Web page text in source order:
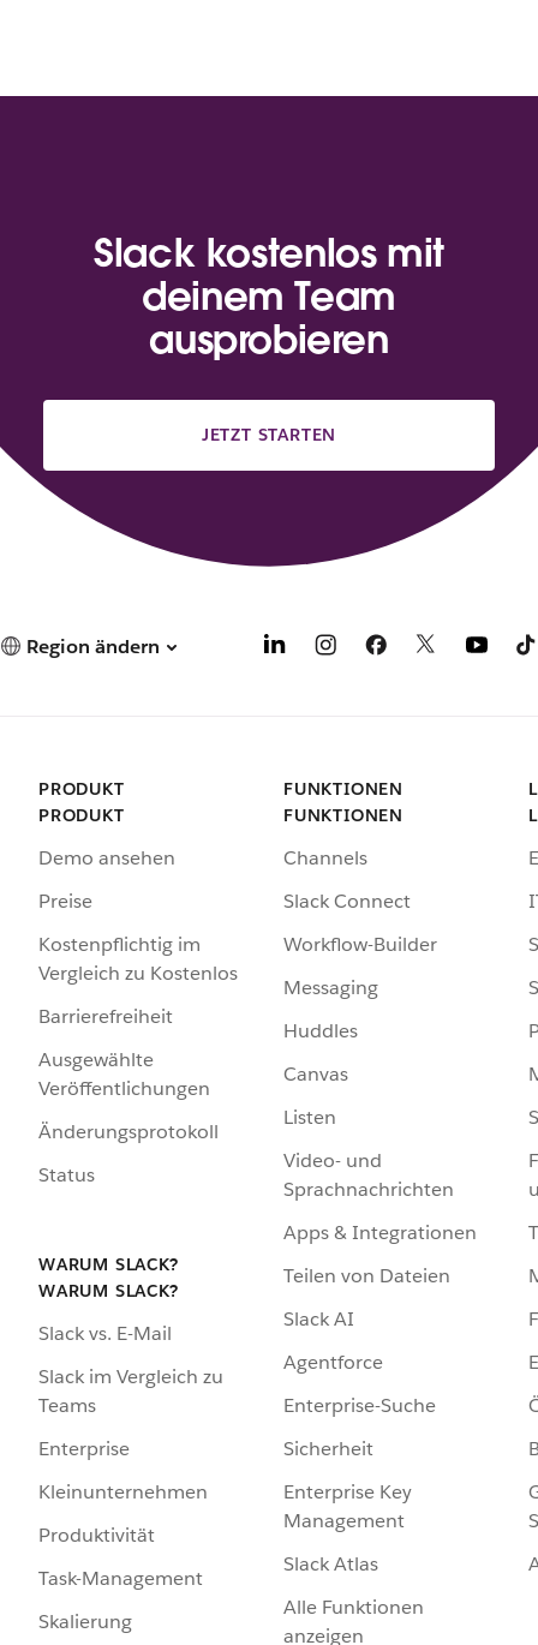
Slack kostenlos mit
deinem Team
ausprobieren
JETZT STARTEN
Region ändern
PRODUKT
PRODUKT
Demo ansehen
Preise
Kostenpflichtig im
Vergleich zu Kostenlos
Barrierefreiheit
Ausgewählte
Veröffentlichungen
Änderungsprotokoll
Status
WARUM SLACK?
WARUM SLACK?
Slack vs. E-Mail
Slack im Vergleich zu
Teams
Enterprise
Kleinunternehmen
Produktivität
Task-Management
Skalierung
FUNKTIONEN
FUNKTIONEN
Channels
Slack Connect
Workflow-Builder
Messaging
Huddles
Canvas
Listen
Video- und
Sprachnachrichten
Apps & Integrationen
Teilen von Dateien
Slack AI
Agentforce
Enterprise-Suche
Sicherheit
Enterprise Key
Management
Slack Atlas
Alle Funktionen
anzeigen